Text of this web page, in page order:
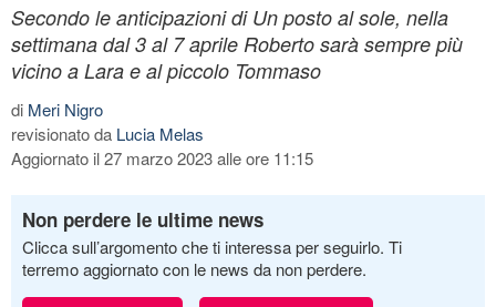
Secondo le anticipazioni di Un posto al sole, nella
settimana dal 3 al 7 aprile Roberto sarà sempre più
vicino a Lara e al piccolo Tommaso
di Meri Nigro
revisionato da Lucia Melas
Aggiornato il 27 marzo 2023 alle ore 11:15
Non perdere le ultime news
Clicca sull’argomento che ti interessa per seguirlo. Ti
terremo aggiornato con le news da non perdere.